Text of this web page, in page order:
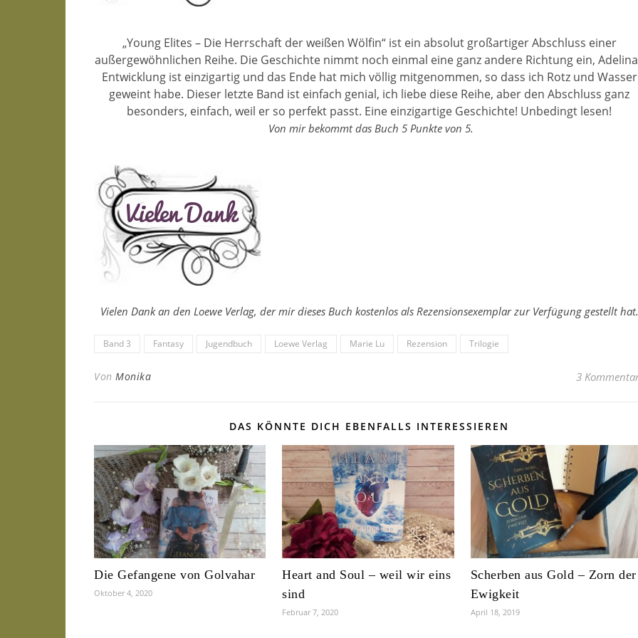
„Young Elites – Die Herrschaft der weißen Wölfin“ ist ein absolut großartiger Abschluss einer
außergewöhnlichen Reihe. Die Geschichte nimmt noch einmal eine ganz andere Richtung ein,
Entwicklung ist einzigartig und das Ende hat mich völlig mitgenommen, so dass ich Rotz und Wasser
geweint habe. Dieser letzte Band ist einfach genial, ich liebe diese Reihe, aber den Abschluss ganz
besonders, einfach, weil er so perfekt passt. Eine einzigartige Geschichte! Unbedingt lesen!
Von mir bekommt das Buch 5 Punkte von 5.
Vielen Dank an den Loewe Verlag, der mir dieses Buch kostenlos als Rezensionsexemplar zur Verfügung gestellt hat.
Band 3 Fantasy Jugendbuch Loewe Verlag Marie Lu Rezension Trilogie
Von Monika 3
DAS KÖNNTE DICH EBENFALLS INTERESSIEREN
Die Gefangene von Golvahar
Oktober 4, 2020
Heart and Soul – weil wir eins
sind
Februar 7, 2020
Scherben aus Gold – Zorn der
Ewigkeit
April 18, 2019